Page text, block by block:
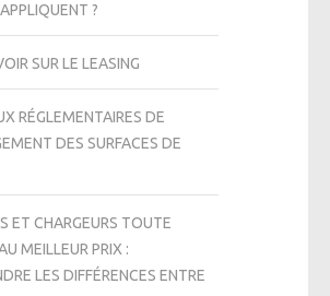
?
SUR LE LEASING
RÉGLEMENTAIRES DE
DES SURFACES DE
ET CHARGEURS TOUTE
MEILLEUR PRIX :
LES DIFFÉRENCES ENTRE